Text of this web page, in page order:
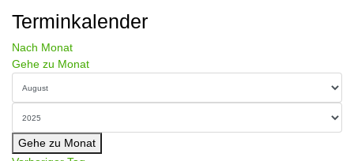
Terminkalender
Nach Monat
Gehe zu Monat
Gehe zu Monat